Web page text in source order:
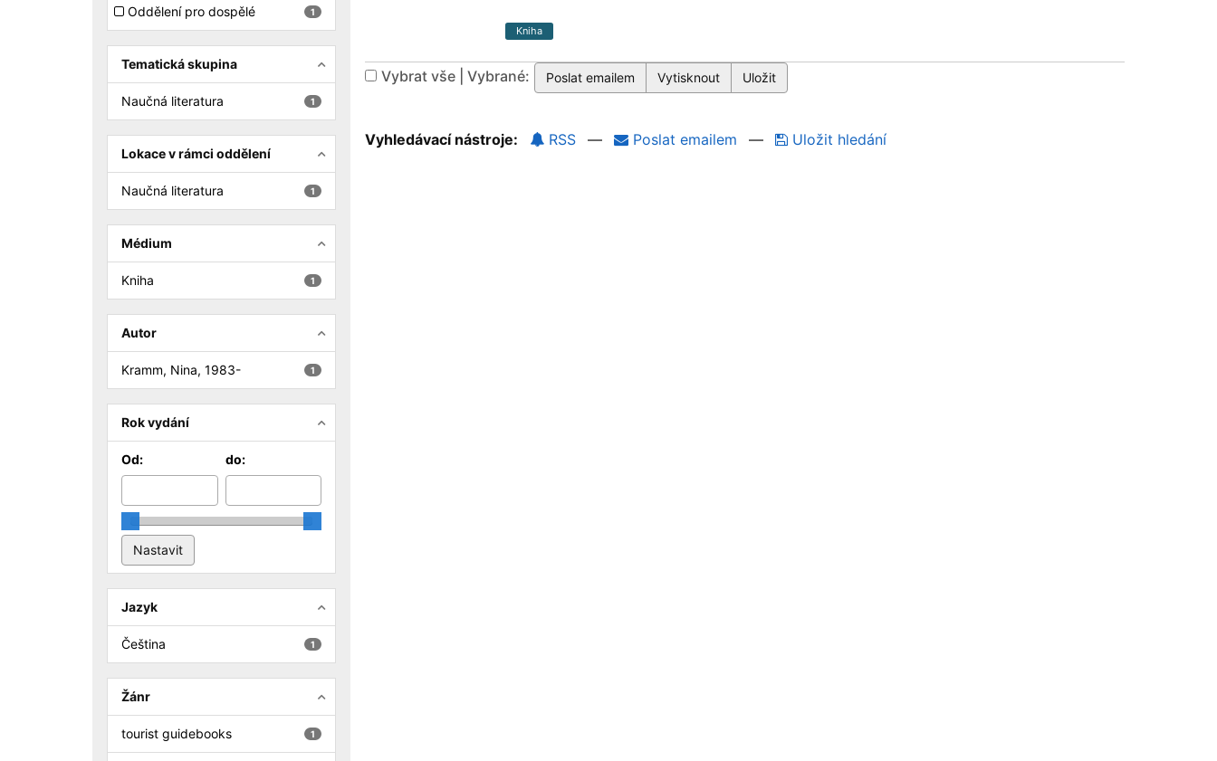
Kniha
Vybrat vše | Vybrané:
Vyhledávací nástroje: RSS — Poslat emailem — Uložit hledání
1
Oddělení pro dospělé
Tematická skupina
1
Naučná literatura
Lokace v rámci oddělení
1
Naučná literatura
Médium
1
Kniha
Autor
1
Kramm, Nina, 1983-
Rok vydání
Od: do:
Jazyk
1
Čeština
Žánr
1
tourist guidebooks